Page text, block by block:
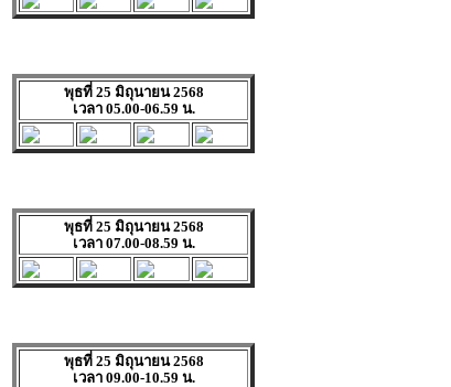
พุธที่ 25 มิถุนายน 2568
เวลา 05.00-06.59 น.
พุธที่ 25 มิถุนายน 2568
เวลา 07.00-08.59 น.
พุธที่ 25 มิถุนายน 2568
เวลา 09.00-10.59 น.